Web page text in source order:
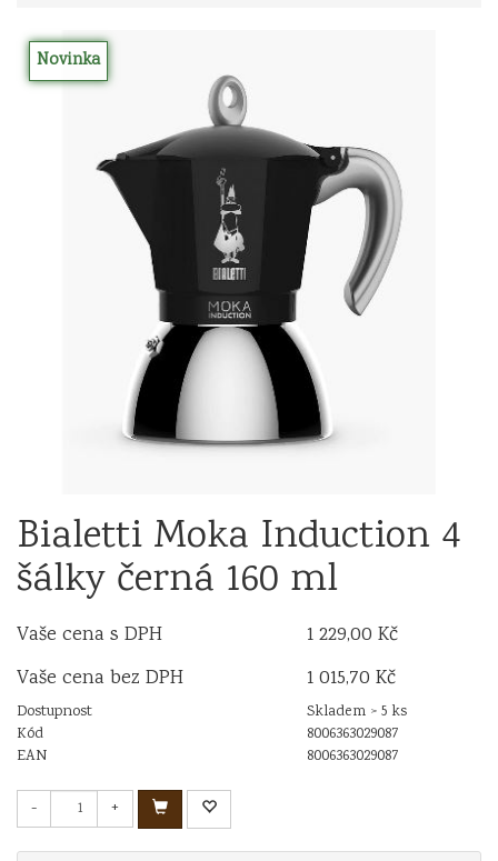
Novinka
Bialetti Moka Induction 4
šálky černá 160 ml
Vaše cena s DPH
1 229,00 Kč
Vaše cena bez DPH
1 015,70 Kč
Dostupnost
Skladem > 5 ks
Kód
8006363029087
EAN
8006363029087
- +